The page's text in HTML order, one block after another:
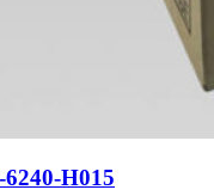
H015